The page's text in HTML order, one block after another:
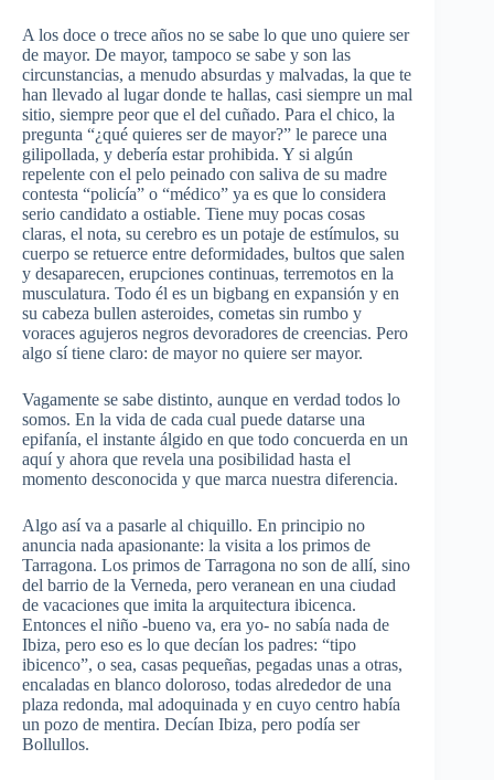
A los doce o trece años no se sabe lo que uno quiere ser
de mayor. De mayor, tampoco se sabe y son las
circunstancias, a menudo absurdas y malvadas, la que te
han llevado al lugar donde te hallas, casi siempre un mal
sitio, siempre peor que el del cuñado. Para el chico, la
pregunta “¿qué quieres ser de mayor?” le parece una
gilipollada, y debería estar prohibida. Y si algún
repelente con el pelo peinado con saliva de su madre
contesta “policía” o “médico” ya es que lo considera
serio candidato a ostiable. Tiene muy pocas cosas
claras, el nota, su cerebro es un potaje de estímulos, su
cuerpo se retuerce entre deformidades, bultos que salen
y desaparecen, erupciones continuas, terremotos en la
musculatura. Todo él es un bigbang en expansión y en
su cabeza bullen asteroides, cometas sin rumbo y
voraces agujeros negros devoradores de creencias. Pero
algo sí tiene claro: de mayor no quiere ser mayor.
Vagamente se sabe distinto, aunque en verdad todos lo
somos. En la vida de cada cual puede datarse una
epifanía, el instante álgido en que todo concuerda en un
aquí y ahora que revela una posibilidad hasta el
momento desconocida y que marca nuestra diferencia.
Algo así va a pasarle al chiquillo. En principio no
anuncia nada apasionante: la visita a los primos de
Tarragona. Los primos de Tarragona no son de allí, sino
del barrio de la Verneda, pero veranean en una ciudad
de vacaciones que imita la arquitectura ibicenca.
Entonces el niño -bueno va, era yo- no sabía nada de
Ibiza, pero eso es lo que decían los padres: “tipo
ibicenco”, o sea, casas pequeñas, pegadas unas a otras,
encaladas en blanco doloroso, todas alrededor de una
plaza redonda, mal adoquinada y en cuyo centro había
un pozo de mentira. Decían Ibiza, pero podía ser
Bollullos.